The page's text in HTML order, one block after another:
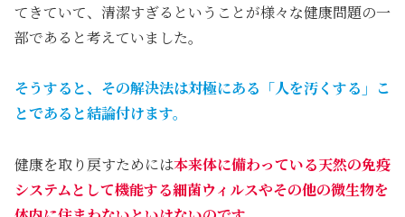
てきていて、清潔すぎるということが様々な健康問題の一
部であると考えていました。
そうすると、その解決法は対極にある「人を汚くする」こ
とであると結論付けます。
健康を取り戻すためには本来体に備わっている天然の免疫
システムとして機能する細菌ウィルスやその他の微生物を